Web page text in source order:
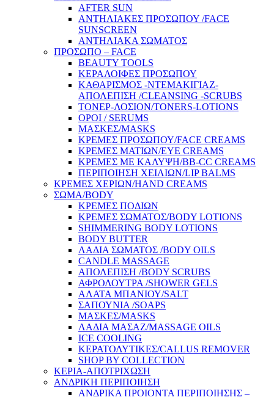
AFTER SUN
ΑΝΤΗΛΙΑΚΕΣ ΠΡΟΣΩΠΟΥ /FACE
SUNSCREEN
ΑΝΤΗΛΙΑΚΑ ΣΩΜΑΤΟΣ
ΠΡΟΣΩΠΟ – FACE
BEAUTY TOOLS
ΚΕΡΑΛΟΙΦΕΣ ΠΡΟΣΩΠΟΥ
ΚΑΘΑΡΙΣΜΟΣ -ΝΤΕΜΑΚΙΓΙΑΖ-
ΑΠΟΛΕΠΙΣΗ /CLEANSING -SCRUBS
ΤΟΝΕΡ-ΛΟΣΙΟΝ/TONERS-LOTIONS
ΟΡΟΙ / SERUMS
ΜΑΣΚΕΣ/MASKS
ΚΡΕΜΕΣ ΠΡΟΣΩΠΟΥ/FACE CREAMS
ΚΡΕΜΕΣ ΜΑΤΙΩΝ/EYE CREAMS
ΚΡΕΜΕΣ ΜΕ ΚΑΛΥΨΗ/BB-CC CREAMS
ΠΕΡΙΠΟΙΗΣΗ ΧΕΙΛΙΩΝ/LIP BALMS
ΚΡΕΜΕΣ ΧΕΡΙΩΝ/HAND CREAMS
ΣΩΜΑ/BODY
ΚΡΕΜΕΣ ΠΟΔΙΩΝ
ΚΡΕΜΕΣ ΣΩΜΑΤΟΣ/BODY LOTIONS
SHIMMERING BODY LOTIONS
BODY BUTTER
ΛΑΔΙΑ ΣΩΜΑΤΟΣ /BODY OILS
CANDLE MASSAGE
ΑΠΟΛΕΠΙΣΗ /BODY SCRUBS
ΑΦΡΟΛΟΥΤΡΑ /SHOWER GELS
ΑΛΑΤΑ ΜΠΑΝΙΟΥ/SALT
ΣΑΠΟΥΝΙΑ /SOAPS
ΜΑΣΚΕΣ/MASKS
ΛΑΔΙΑ ΜΑΣΑΖ/MASSAGE OILS
ICE COOLING
ΚΕΡΑΤΟΛΥΤΙΚΕΣ/CALLUS REMOVER
SHOP BY COLLECTION
ΚΕΡΙΑ-ΑΠΟΤΡΙΧΩΣΗ
ΑΝΔΡΙΚΗ ΠΕΡΙΠΟΙΗΣΗ
ΑΝΔΡΙΚΑ ΠΡΟΙΟΝΤΑ ΠΕΡΙΠΟΙΗΣΗΣ –